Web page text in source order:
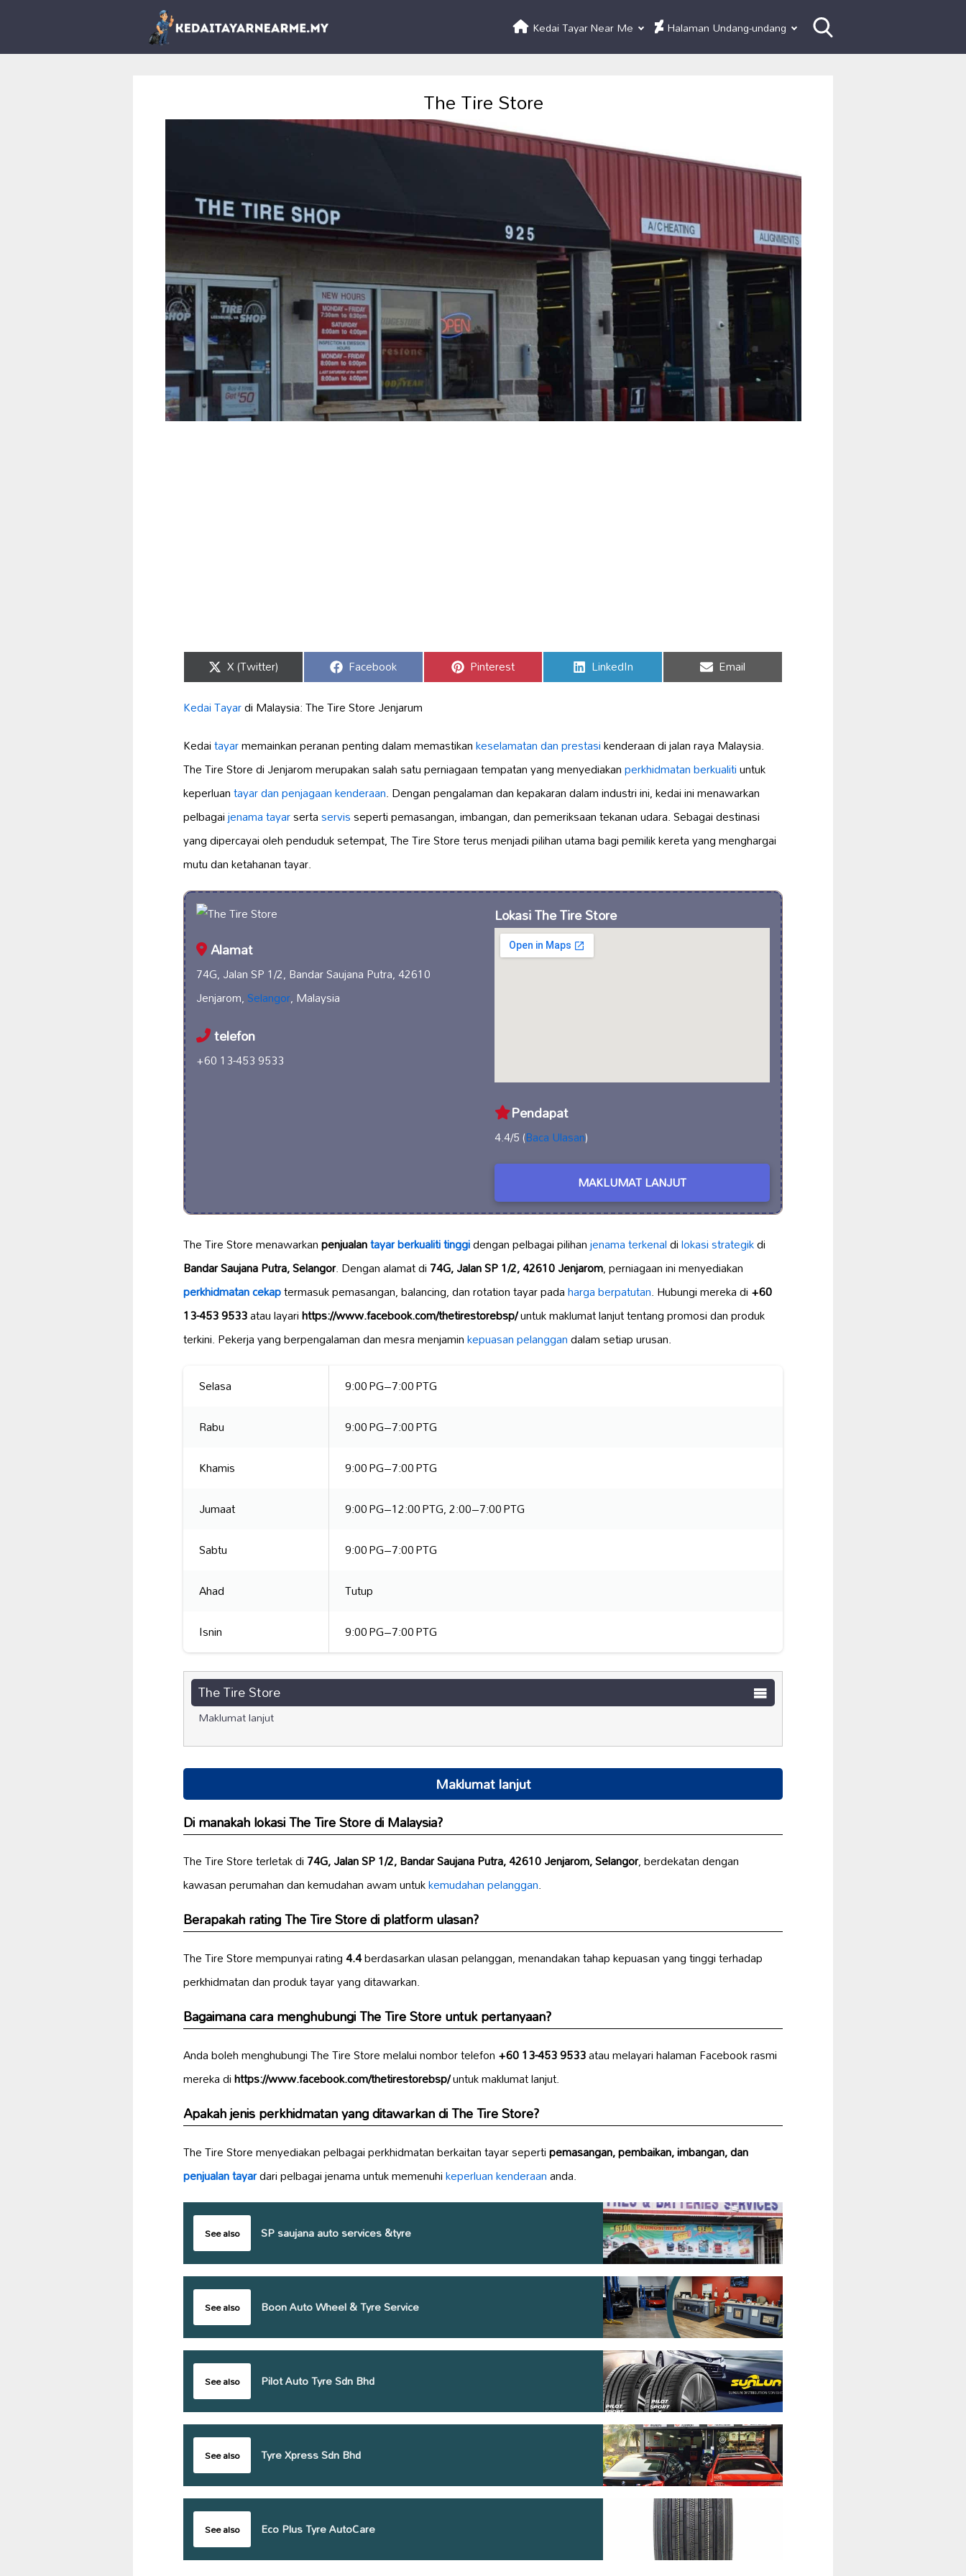
Kedai Tayar Near Me Halaman Undang-undang
The Tire Store
Share
on
X (Twitter) Share
on
Facebook Share
on
Pinterest Share
on
LinkedIn Share
on
Email
Kedai Tayardi Malaysia: The Tire Store Jenjarum
Kedaitayarmemainkan peranan penting dalam memastikankeselamatan dan prestasikenderaan di jalan raya Malaysia.
The Tire Store di Jenjarom merupakan salah satu perniagaan tempatan yang menyediakanperkhidmatan berkualitiuntuk
keperluantayar danpenjagaan kenderaan. Dengan pengalaman dan kepakaran dalam industri ini, kedai ini menawarkan
pelbagaijenama tayarsertaservisseperti pemasangan, imbangan, dan pemeriksaan tekanan udara. Sebagai destinasi
yang dipercayai oleh penduduk setempat, The Tire Store terus menjadi pilihan utama bagi pemilik kereta yang menghargai
mutu dan ketahanan tayar.
Alamat
74G, Jalan SP 1/2, Bandar Saujana Putra, 42610
Jenjarom,Selangor, Malaysia
telefon
+60 13-453 9533
Lokasi The Tire Store
Pendapat
4.4/5 (Baca Ulasan)
MAKLUMAT LANJUT
The Tire Store menawarkanpenjualantayar berkualiti tinggidengan pelbagai pilihanjenama terkenaldilokasi strategikdi
Bandar Saujana Putra, Selangor. Dengan alamat di74G, Jalan SP 1/2, 42610 Jenjarom, perniagaan ini menyediakan
perkhidmatancekaptermasuk pemasangan, balancing, dan rotation tayar padaharga berpatutan. Hubungi mereka di+60
13-453 9533atau layarihttps://www.facebook.com/thetirestorebsp/untuk maklumat lanjut tentang promosi dan produk
terkini. Pekerja yang berpengalaman dan mesra menjaminkepuasan pelanggandalam setiap urusan.
Selasa
9:00 PG–7:00 PTG
Rabu
9:00 PG–7:00 PTG
Khamis
9:00 PG–7:00 PTG
Jumaat
9:00 PG–12:00 PTG, 2:00–7:00 PTG
Sabtu
9:00 PG–7:00 PTG
Ahad
Tutup
Isnin
9:00 PG–7:00 PTG
The Tire Store
Maklumat lanjut
Maklumat lanjut
Di manakah lokasi The Tire Store di Malaysia?
The Tire Store terletak di74G, Jalan SP 1/2, Bandar Saujana Putra, 42610 Jenjarom, Selangor, berdekatan dengan
kawasan perumahan dan kemudahan awam untukkemudahan pelanggan.
Berapakah rating The Tire Store di platform ulasan?
The Tire Store mempunyai rating4.4berdasarkan ulasan pelanggan, menandakan tahap kepuasan yang tinggi terhadap
perkhidmatan dan produk tayar yang ditawarkan.
Bagaimana cara menghubungi The Tire Store untuk pertanyaan?
Anda boleh menghubungi The Tire Store melalui nombor telefon+60 13-453 9533atau melayari halaman Facebook rasmi
mereka dihttps://www.facebook.com/thetirestorebsp/untuk maklumat lanjut.
Apakah jenis perkhidmatan yang ditawarkan di The Tire Store?
The Tire Store menyediakan pelbagai perkhidmatan berkaitan tayar sepertipemasangan, pembaikan, imbangan, dan
penjualan tayardari pelbagai jenama untuk memenuhikeperluan kenderaananda.
See also SP saujana auto services &tyre
See also Boon Auto Wheel & Tyre Service
See also Pilot Auto Tyre Sdn Bhd
See also Tyre Xpress Sdn Bhd
See also Eco Plus Tyre AutoCare